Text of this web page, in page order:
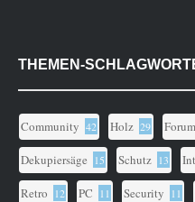
THEMEN-
Community 42 Holz 29 Forum
Dekupiersäge 15 Schutz 13
Retro 12 PC 11 Security 11